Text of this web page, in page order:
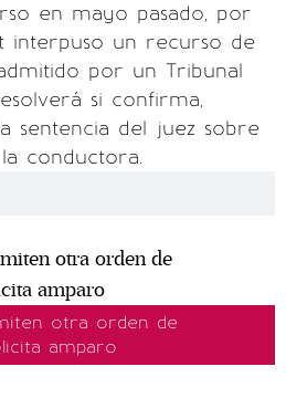
en mayo pasado, por
interpuso un recurso de
por un Tribunal
si confirma,
sentencia del juez sobre
conductora.
otra orden de
amparo